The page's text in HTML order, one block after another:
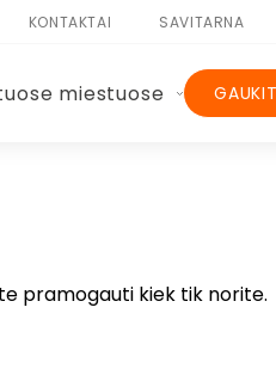
KONTAKTAI SAVITARNA
miestuose
pramogauti kiek tik norite.